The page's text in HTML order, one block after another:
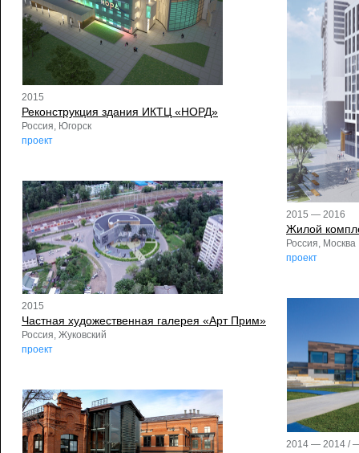
2015 — 2016
Жилой
Россия, Москва
проект
2015
Реконструкция здания ИКТЦ «НОРД»
Россия, Югорск
проект
2015
Частная художественная галерея «Арт Прим»
Россия, Жуковский
проект
2014 — 2014 /